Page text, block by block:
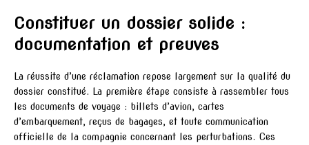
Constituer un dossier solide :
documentation et preuves
La réussite d’une réclamation repose largement sur la qualité du
dossier constitué. La première étape consiste à rassembler tous
les documents de voyage : billets d’avion, cartes
d’embarquement, reçus de bagages, et toute communication
officielle de la compagnie concernant les perturbations. Ces